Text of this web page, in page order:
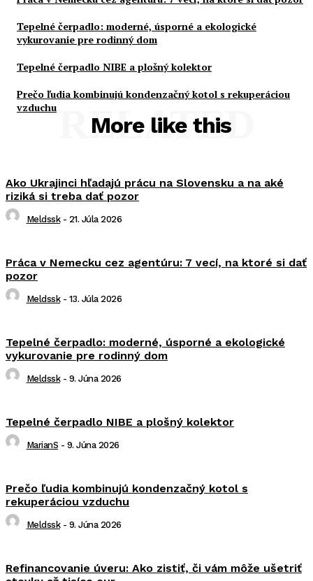
Tepelné čerpadlo: moderné, úsporné a ekologické
vykurovanie pre rodinný dom
Tepelné čerpadlo NIBE a plošný kolektor
Prečo ľudia kombinujú kondenzačný kotol s rekuperáciou
vzduchu
More like this
RELATED
Ako Ukrajinci hľadajú prácu na Slovensku a na aké
riziká si treba dať pozor
Meldssk - 21. Júla 2026
Práca v Nemecku cez agentúru: 7 vecí, na ktoré si dať
pozor
Meldssk - 13. Júla 2026
Tepelné čerpadlo: moderné, úsporné a ekologické
vykurovanie pre rodinný dom
Meldssk - 9. Júna 2026
Tepelné čerpadlo NIBE a plošný kolektor
MarianS - 9. Júna 2026
Prečo ľudia kombinujú kondenzačný kotol s
rekuperáciou vzduchu
Meldssk - 9. Júna 2026
Refinancovanie úveru: Ako zistiť, či vám môže ušetriť